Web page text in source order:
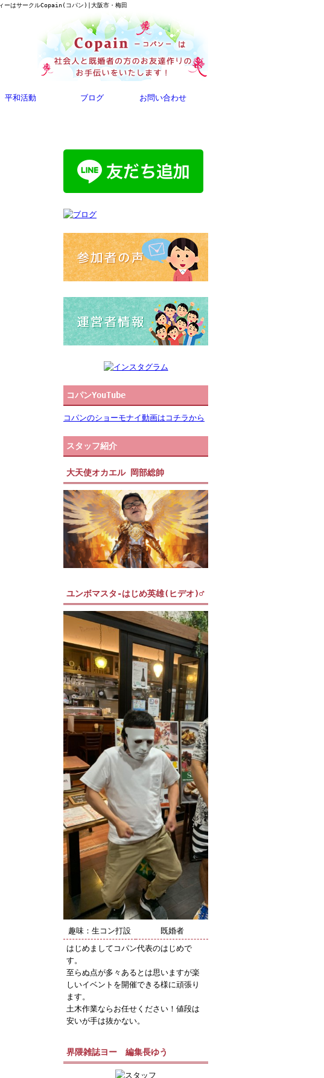
ーはサークルCopain(コパン)|大阪市・梅田
平和活動 ブログ お問い合わせ
コパンYouTube
コパンのショーモナイ動画はコチラから
スタッフ紹介
大天使オカエル 岡部総帥
ユンボマスタ-はじめ英雄(ヒデオ)♂
趣味：生コン打設
既婚者
はじめましてコパン代表のはじめで
す。
至らぬ点が多々あるとは思いますが楽
しいイベントを開催できる様に頑張り
ます。
土木作業ならお任せください！値段は
安いが手は抜かない。
界隈雑誌ヨー 編集長ゆう